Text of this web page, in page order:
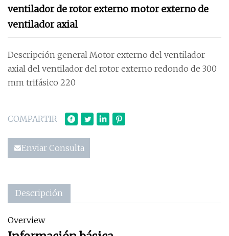
ventilador de rotor externo motor externo de
ventilador axial
Descripción general Motor externo del ventilador
axial del ventilador del rotor externo redondo de 300
mm trifásico 220
COMPARTIR
Enviar Consulta
Descripción
Overview